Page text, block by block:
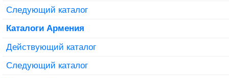
Следующий каталог
Каталоги Армения
Действующий каталог
Следующий каталог